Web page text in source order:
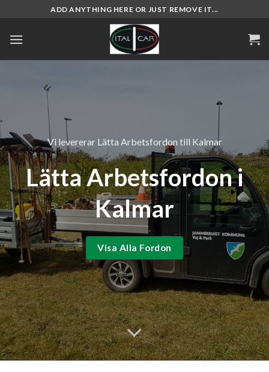
content
ADD ANYTHING HERE OR JUST REMOVE IT...
Vi levererar Lätta Arbetsfordon till Kalmar
Lätta Arbetsfordon i
Kalmar
Visa Alla Fordon